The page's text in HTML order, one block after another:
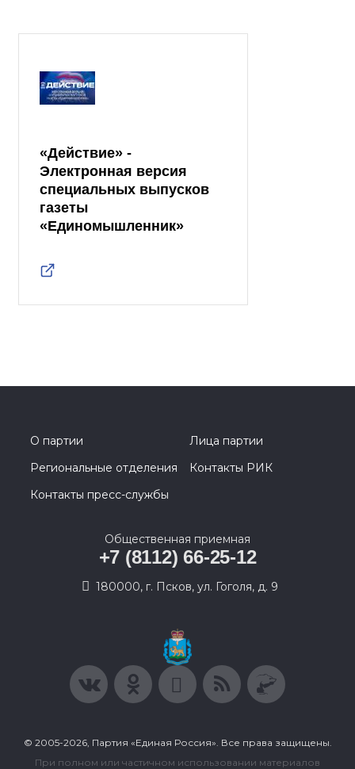
«Действие» -
Электронная версия
специальных выпусков
газеты
«Единомышленник»
О партии
Лица партии
Региональные отделения
Контакты РИК
Контакты пресс-службы
Общественная приемная
+7 (8112) 66-25-12
180000, г. Псков, ул. Гоголя, д. 9
© 2005-2026, Партия «Единая Россия». Все права защищены.
При полном или частичном использовании материалов